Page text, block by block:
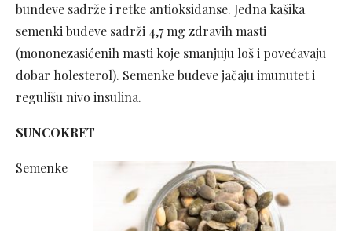
bundeve sadrže i retke antioksidanse. Jedna kašika
semenki budeve sadrži 4,7 mg zdravih masti
(mononezasićenih masti koje smanjuju loš i povećavaju
dobar holesterol). Semenke budeve jačaju imunutet i
regulišu nivo insulina.
SUNCOKRET
Semenke